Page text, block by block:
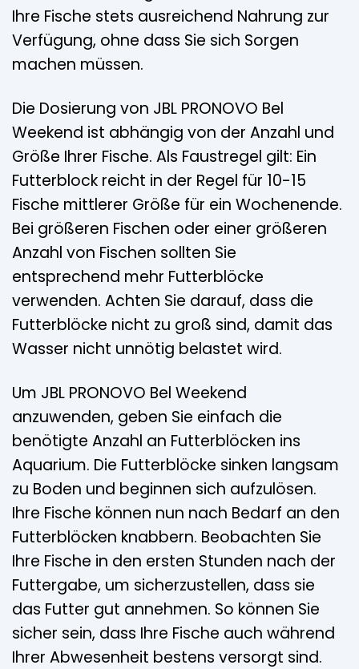
Ihre Fische stets ausreichend Nahrung zur
Verfügung, ohne dass Sie sich Sorgen
machen müssen.
Die Dosierung von JBL PRONOVO Bel
Weekend ist abhängig von der Anzahl und
Größe Ihrer Fische. Als Faustregel gilt: Ein
Futterblock reicht in der Regel für 10-15
Fische mittlerer Größe für ein Wochenende.
Bei größeren Fischen oder einer größeren
Anzahl von Fischen sollten Sie
entsprechend mehr Futterblöcke
verwenden. Achten Sie darauf, dass die
Futterblöcke nicht zu groß sind, damit das
Wasser nicht unnötig belastet wird.
Um JBL PRONOVO Bel Weekend
anzuwenden, geben Sie einfach die
benötigte Anzahl an Futterblöcken ins
Aquarium. Die Futterblöcke sinken langsam
zu Boden und beginnen sich aufzulösen.
Ihre Fische können nun nach Bedarf an den
Futterblöcken knabbern. Beobachten Sie
Ihre Fische in den ersten Stunden nach der
Futtergabe, um sicherzustellen, dass sie
das Futter gut annehmen. So können Sie
sicher sein, dass Ihre Fische auch während
Ihrer Abwesenheit bestens versorgt sind.